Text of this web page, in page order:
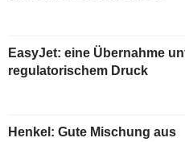
EasyJet: eine Übernahme
regulatorischem Druck
Henkel: Gute Mischung aus